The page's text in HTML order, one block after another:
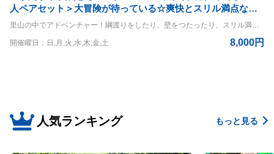
人ペアセット＞大冒険が待っている☆爽快とスリル満点なア
クティビティコース！※予約期限は体験日前日までとなりま里山の中でアドベンチャー！綱渡りをしたり、壁をつたったり、スリル満点の空中大冒険！ エアリアル9m体験コースです。 4名様一緒にご体験いただけるお得なプランです。 ◇コースの詳細◇ 高さ：9m ◇利用条件◇ 小学生以上 体重30kg~120kg 身長120cm以上 ※140cm以下は同伴者が必要（同伴者も有料） ＝＝＝＝ 〇PANZAぎふ清流里山公園 PANZAぎふ清流里山公園は、自然豊かな里山の景観を楽しめるアウトドア施設です。 広大な公園内には、木々に囲まれた冒険アスレチック「MegaZIP」「Aerial」「SkyJAM」があり、子供から大人まで楽しめるアクティビティが満載です。 高所アスレチックやジップラインなど、スリル満点のチャレンジが待っており、初心者から上級者まで幅広く楽しめます。 家族や友人と一緒に、都会の喧騒を離れてアクティブに過ごす一日を満喫できる、岐阜県の魅力を堪能できるスポットです。
開催曜日：日,月,火,水,木,金,土 8,000円
人気ランキング もっと見る